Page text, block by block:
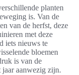
planten
is. Van de
van de herfst, deze
met deze
iets nieuws te
bloemen
is van de
jaar aanwezig zijn.